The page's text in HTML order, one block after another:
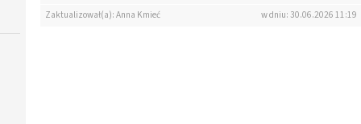
Zaktualizował(a): Anna Kmieć
w dniu: 30.06.2026 11:19